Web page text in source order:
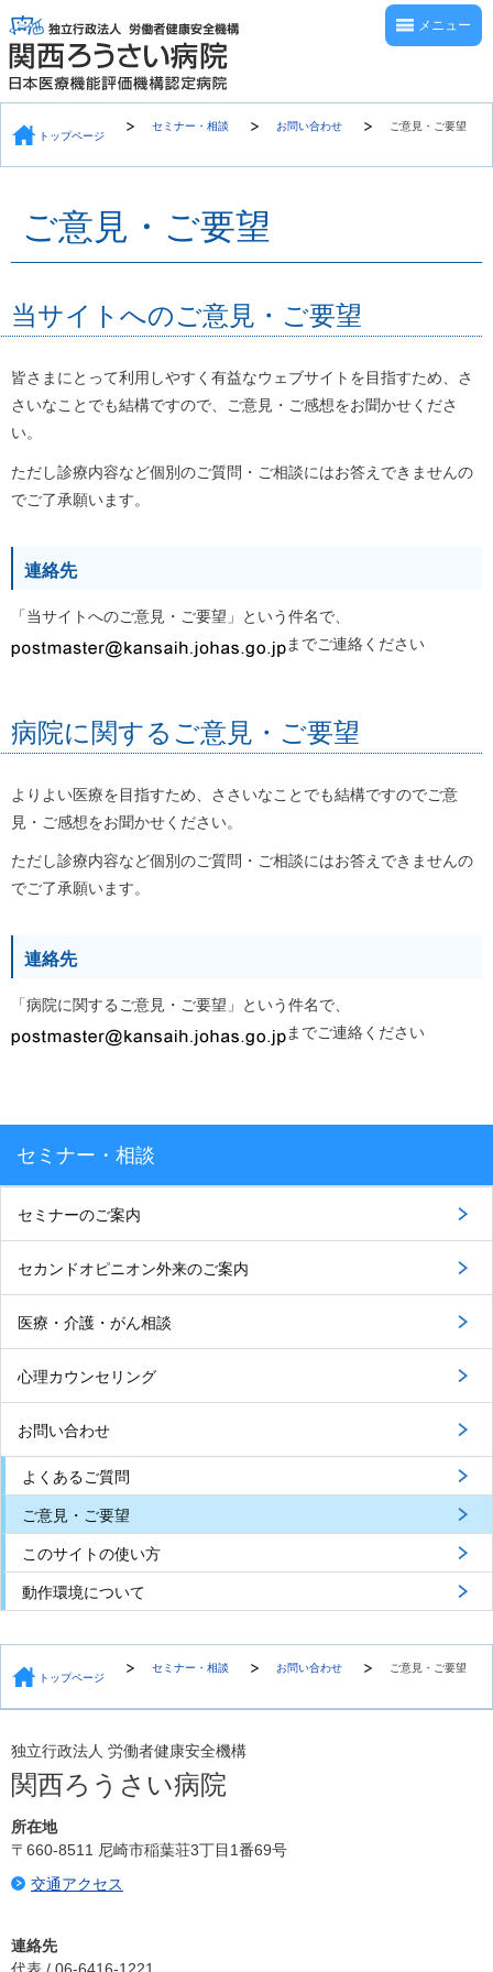
メニュー
トップページ
セミナー・相談 お問い合わせ ご意見・ご要望
ご意見・ご要望
当サイトへのご意見・ご要望
皆さまにとって利用しやすく有益なウェブサイトを目指すため、さ
さいなことでも結構ですので、ご意見・ご感想をお聞かせくださ
い。
ただし診療内容など個別のご質問・ご相談にはお答えできませんの
でご了承願います。
連絡先
「当サイトへのご意見・ご要望」という件名で、
までご連絡ください
病院に関するご意見・ご要望
よりよい医療を目指すため、ささいなことでも結構ですのでご意
見・ご感想をお聞かせください。
ただし診療内容など個別のご質問・ご相談にはお答えできませんの
でご了承願います。
連絡先
「病院に関するご意見・ご要望」という件名で、
までご連絡ください
セミナー・相談
セミナーのご案内
セカンドオピニオン外来のご案内
医療・介護・がん相談
心理カウンセリング
お問い合わせ
よくあるご質問
ご意見・ご要望
このサイトの使い方
動作環境について
トップページ
セミナー・相談 お問い合わせ ご意見・ご要望
独立行政法人 労働者健康安全機構
関西ろうさい病院
所在地
〒660-8511 尼崎市稲葉荘3丁目1番69号
交通アクセス
連絡先